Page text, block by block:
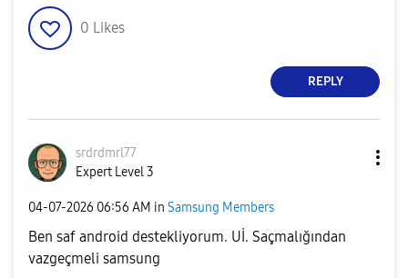
0 Likes
REPLY
srdrdmrl77
Expert Level 3
‎04-07-2026 06:56 AM in Samsung Members
Ben saf android destekliyorum. Uİ. Saçmalığından
vazgeçmeli samsung